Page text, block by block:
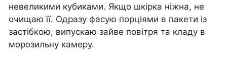
невеликими кубиками. Якщо шкірка ніжна, не
очищаю її. Одразу фасую порціями в пакети із
застібкою, випускаю зайве повітря та кладу в
морозильну камеру.